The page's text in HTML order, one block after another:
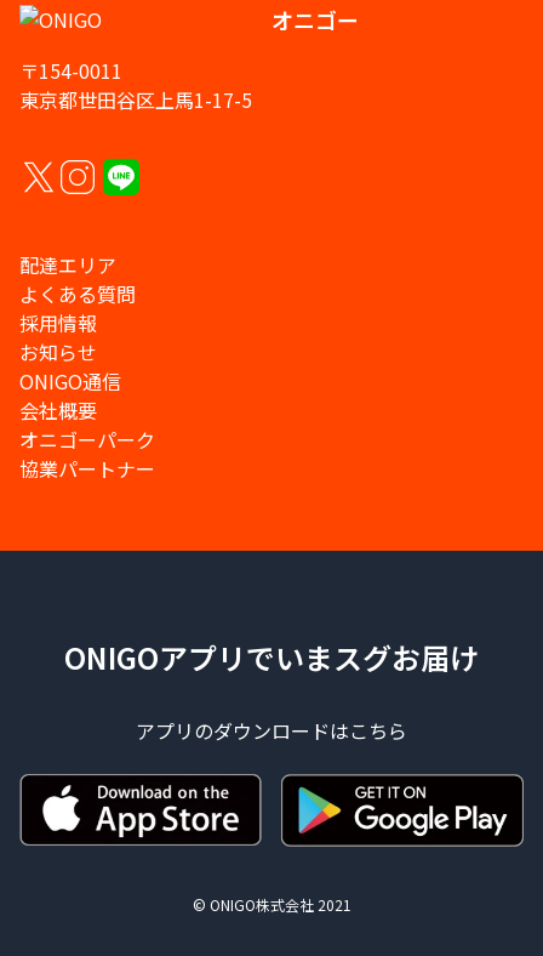
オニゴー
〒154-0011
東京都世田谷区上馬1-17-5
配達エリア
よくある質問
採用情報
お知らせ
ONIGO通信
会社概要
オニゴーパーク
協業パートナー
ONIGOアプリでいまスグお届け
アプリのダウンロードはこちら
© ONIGO株式会社 2021